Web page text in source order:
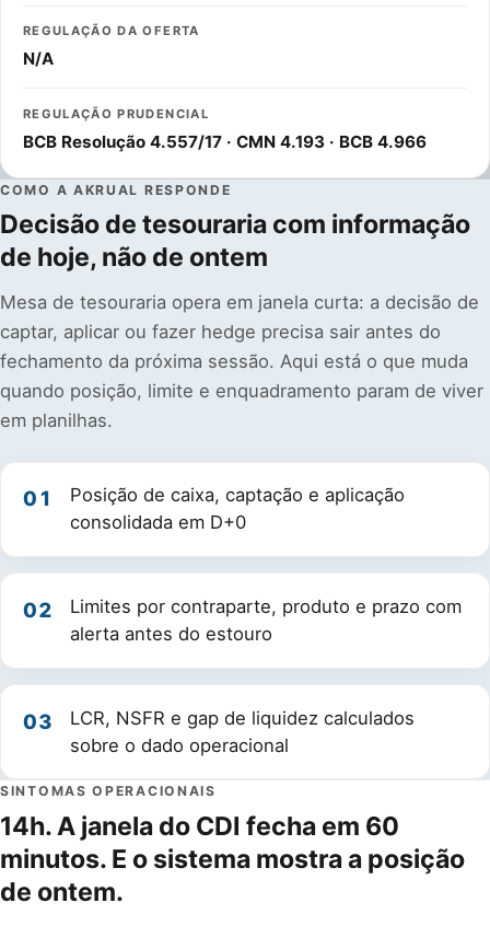
REGULAÇÃO DA OFERTA
N/A
REGULAÇÃO PRUDENCIAL
BCB Resolução 4.557/17 · CMN 4.193 · BCB 4.966
COMO A AKRUAL RESPONDE
Decisão de tesouraria com informação
de hoje, não de ontem
Mesa de tesouraria opera em janela curta: a decisão de
captar, aplicar ou fazer hedge precisa sair antes do
fechamento da próxima sessão. Aqui está o que muda
quando posição, limite e enquadramento param de viver
em planilhas.
01
Posição de caixa, captação e aplicação
consolidada em D+0
02
Limites por contraparte, produto e prazo com
alerta antes do estouro
03
LCR, NSFR e gap de liquidez calculados
sobre o dado operacional
SINTOMAS OPERACIONAIS
14h. A janela do CDI fecha em 60
minutos. E o sistema mostra a posição
de ontem.